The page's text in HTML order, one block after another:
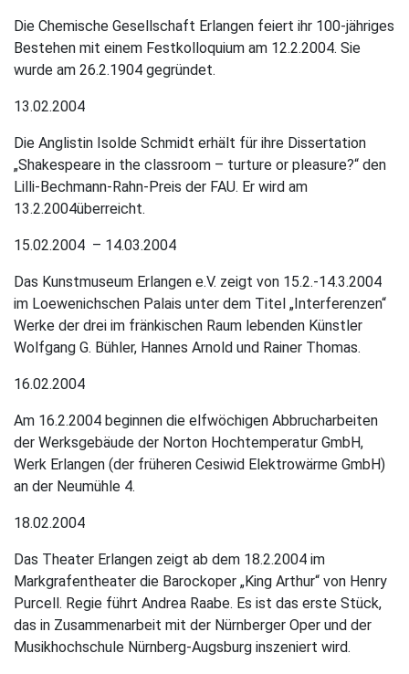
Die Chemische Gesellschaft Erlangen feiert ihr 100-jähriges
Bestehen mit einem Festkolloquium am 12.2.2004. Sie
wurde am 26.2.1904 gegründet.
13.02.2004
Die Anglistin Isolde Schmidt erhält für ihre Dissertation
„Shakespeare in the classroom – turture or pleasure?“ den
Lilli-Bechmann-Rahn-Preis der FAU. Er wird am
13.2.2004überreicht.
15.02.2004 – 14.03.2004
Das Kunstmuseum Erlangen e.V. zeigt von 15.2.-14.3.2004
im Loewenichschen Palais unter dem Titel „Interferenzen“
Werke der drei im fränkischen Raum lebenden Künstler
Wolfgang G. Bühler, Hannes Arnold und Rainer Thomas.
16.02.2004
Am 16.2.2004 beginnen die elfwöchigen Abbrucharbeiten
der Werksgebäude der Norton Hochtemperatur GmbH,
Werk Erlangen (der früheren Cesiwid Elektrowärme GmbH)
an der Neumühle 4.
18.02.2004
Das Theater Erlangen zeigt ab dem 18.2.2004 im
Markgrafentheater die Barockoper „King Arthur“ von Henry
Purcell. Regie führt Andrea Raabe. Es ist das erste Stück,
das in Zusammenarbeit mit der Nürnberger Oper und der
Musikhochschule Nürnberg-Augsburg inszeniert wird.